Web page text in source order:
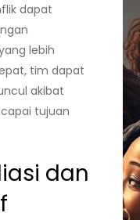
dapat
lebih
tim dapat
akibat
tujuan
dan